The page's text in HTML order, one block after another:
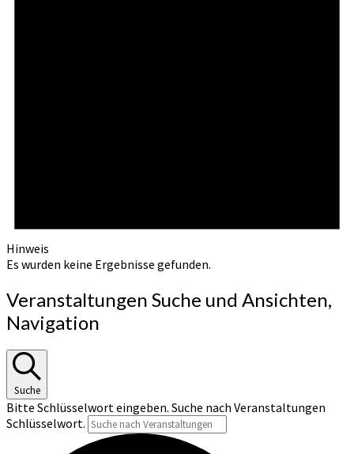
Hinweis
Es wurden keine Ergebnisse gefunden.
Veranstaltungen Suche und Ansichten,
Navigation
Suche
Bitte Schlüsselwort eingeben. Suche nach Veranstaltungen
Schlüsselwort.